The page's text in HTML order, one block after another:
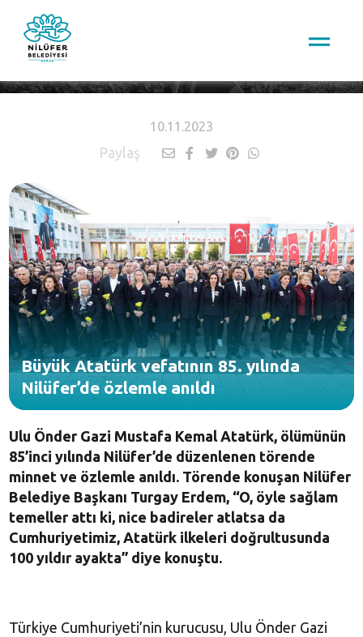
10.11.2023
Paylaş
Büyük Atatürk vefatının 85. yılında
Nilüfer’de özlemle anıldı
Ulu Önder Gazi Mustafa Kemal Atatürk, ölümünün
85’inci yılında Nilüfer’de düzenlenen törende
minnet ve özlemle anıldı. Törende konuşan Nilüfer
Belediye Başkanı Turgay Erdem, “O, öyle sağlam
temeller attı ki, nice badireler atlatsa da
Cumhuriyetimiz, Atatürk ilkeleri doğrultusunda
100 yıldır ayakta” diye konuştu.
Türkiye Cumhuriyeti’nin kurucusu, Ulu Önder Gazi